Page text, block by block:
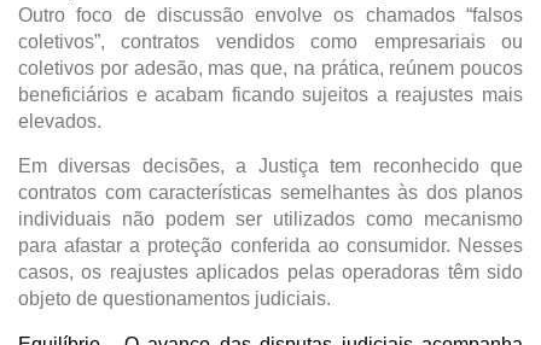
Outro foco de discussão envolve os chamados “falsos
coletivos”, contratos vendidos como empresariais ou
coletivos por adesão, mas que, na prática, reúnem poucos
beneficiários e acabam ficando sujeitos a reajustes mais
elevados.
Em diversas decisões, a Justiça tem reconhecido que
contratos com características semelhantes às dos planos
individuais não podem ser utilizados como mecanismo
para afastar a proteção conferida ao consumidor. Nesses
casos, os reajustes aplicados pelas operadoras têm sido
objeto de questionamentos judiciais.